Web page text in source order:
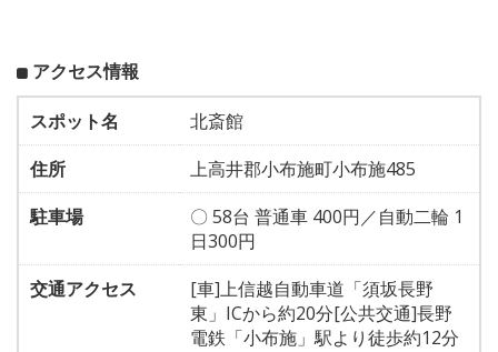
アクセス情報
スポット名
北斎館
住所
上高井郡小布施町小布施485
駐車場
〇 58台 普通車 400円／自動二輪 1
日300円
交通アクセス
[車]上信越自動車道「須坂長野
東」ICから約20分[公共交通]長野
電鉄「小布施」駅より徒歩約12分